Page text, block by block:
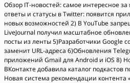
Обзор IT-новостей: самое интересное
ответы и статусы в Twitter: появится
новых возможностей 2) В YouTube
LiveJournal получил масштабное
посты из ленты 5)Разработчики Google
заменит URL-адреса 6)Обновления
приложений Gmail для Android и iOS 8)
ВКонтакте добавила каталог подкастов
Новая система рекомендации контента